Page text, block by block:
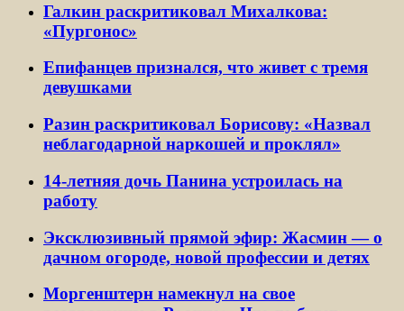
Галкин раскритиковал Михалкова:
«Пургонос»
Епифанцев признался, что живет с тремя
девушками
Разин раскритиковал Борисову: «Назвал
неблагодарной наркошей и проклял»
14-летняя дочь Панина устроилась на
работу
Эксклюзивный прямой эфир: Жасмин — о
дачном огороде, новой профессии и детях
Моргенштерн намекнул на свое